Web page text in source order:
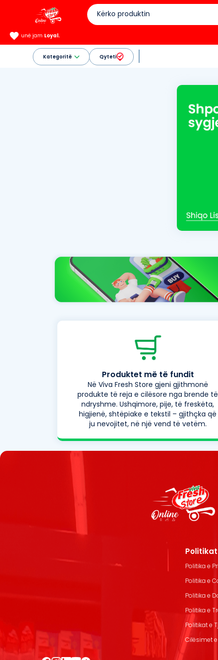
unë jam Loyal.
Kategoritë Qyteti
Produktet më të fundit
Në Viva Fresh Store gjeni gjithmonë
produkte të reja e cilësore nga brende të
ndryshme. Ushqimore, pije, të freskëta,
higjienë, shtëpiake e tekstil – gjithçka që
ju nevojitet, në një vend të vetëm.
Politika e
Politika e
Politika e
Politika e
Politikat e
Cilësimet